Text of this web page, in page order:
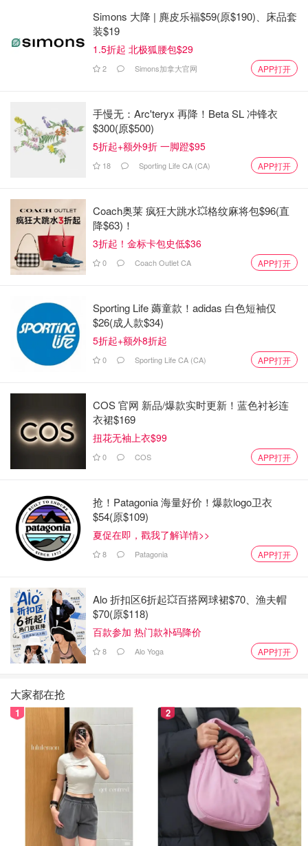
Simons 大降 | 麂皮乐福$59(原$190)、床品套
装$19
1.5折起 北极狐腰包$29
2 Simons加拿大官网 APP打开
手慢无：Arc'teryx 再降！Beta SL 冲锋衣
$300(原$500)
5折起+额外9折 一脚蹬$95
18 Sporting Life CA (CA) APP打开
Coach奥莱 疯狂大跳水💥格纹麻将包$96(直
降$63)！
3折起！金标卡包史低$36
0 Coach Outlet CA APP打开
Sporting Life 薅童款！adidas 白色短袖仅
$26(成人款$34)
5折起+额外8折起
0 Sporting Life CA (CA) APP打开
COS 官网 新品/爆款实时更新！蓝色衬衫连
衣裙$169
扭花无袖上衣$99
0 COS APP打开
抢！Patagonia 海量好价！爆款logo卫衣
$54(原$109)
夏促在即，戳我了解详情>>
8 Patagonia APP打开
Alo 折扣区6折起💥百搭网球裙$70、渔夫帽
$70(原$118)
百款参加 热门款补码降价
8 Alo Yoga APP打开
大家都在抢
1 2